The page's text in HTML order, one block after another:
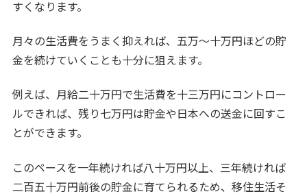
すくなります。
月々の生活費をうまく抑えれば、五万〜十万円ほどの貯
金を続けていくことも十分に狙えます。
例えば、月給二十万円で生活費を十三万円にコントロー
ルできれば、残り七万円は貯金や日本への送金に回すこ
とができます。
このペースを一年続ければ八十万円以上、三年続ければ
二百五十万円前後の貯金に育てられるため、移住生活そ